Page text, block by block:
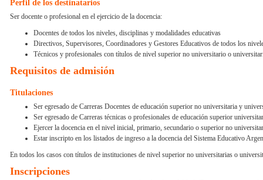
Perfil de los destinatarios
Ser docente o profesional en el ejercicio de la docencia:
Docentes de todos los niveles, disciplinas y modalidades educativas
Directivos, Supervisores, Coordinadores y Gestores Educativos de todos los
Técnicos y profesionales con títulos de nivel superior no universitario o
Requisitos de admisión
Titulaciones
Ser egresado de Carreras Docentes de educación superior no universitaria y
Ser egresado de Carreras técnicas o profesionales de educación superior
Ejercer la docencia en el nivel inicial, primario, secundario o superior no
Estar inscripto en los listados de ingreso a la docencia del Sistema Educativo
En todos los casos con títulos de instituciones de nivel superior no universitarias o
Inscripciones